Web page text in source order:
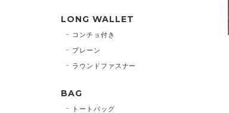
LONG WALLET
コンチョ付き
プレーン
ラウンドファスナー
BAG
トートバッグ